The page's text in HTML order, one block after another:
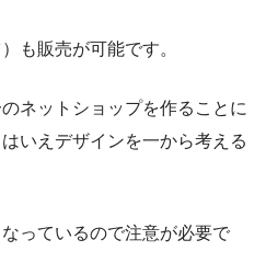
も販売が可能です。
ネットショップを作ることに
いえデザインを一から考える
っているので注意が必要で